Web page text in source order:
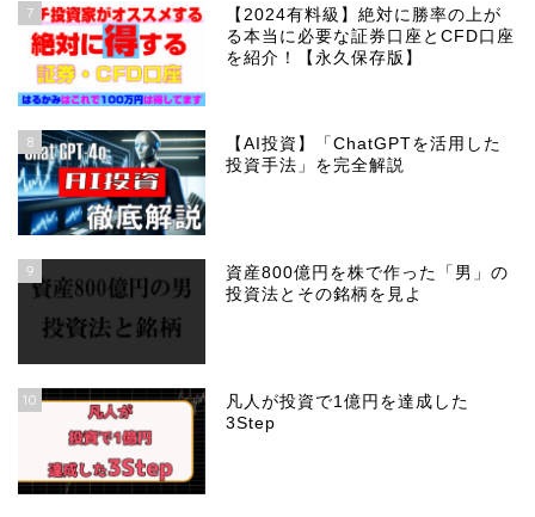
7
【2024有料級】絶対に勝率の上が
る本当に必要な証券口座とCFD口座
を紹介！【永久保存版】
8
【AI投資】「ChatGPTを活用した
投資手法」を完全解説
9
資産800億円を株で作った「男」の
投資法とその銘柄を見よ
10
凡人が投資で1億円を達成した
3Step